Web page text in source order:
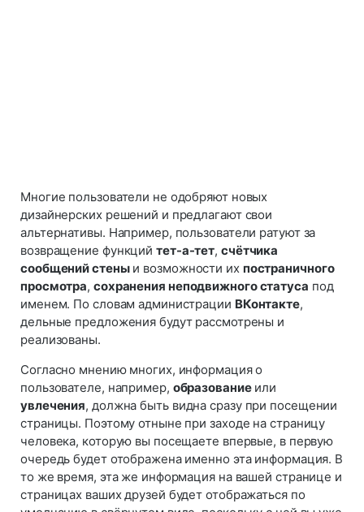
Многие пользователи не одобряют новых
дизайнерских решений и предлагают свои
альтернативы. Например, пользователи ратуют за
возвращение функций тет-а-тет, счётчика
сообщений стеныи возможности их постраничного
просмотра, сохранения неподвижного статуса под
именем. По словам администрации ВКонтакте,
дельные предложения будут рассмотрены и
реализованы.
Согласно мнению многих, информация о
пользователе, например, образованиеили
увлечения, должна быть видна сразу при посещении
страницы. Поэтому отныне при заходе на страницу
человека, которую вы посещаете впервые, в первую
очередь будет отображена именно эта информация. В
то же время, эта же информация на вашей странице и
страницах ваших друзей будет отображаться по